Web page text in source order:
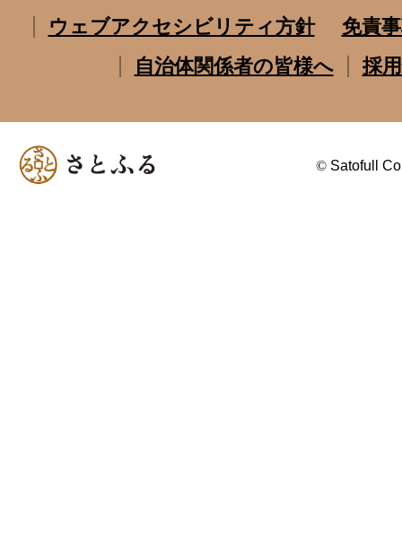
ウェブアクセシビリティ方針
免責
自治体関係者の皆様へ
採
© Satofull